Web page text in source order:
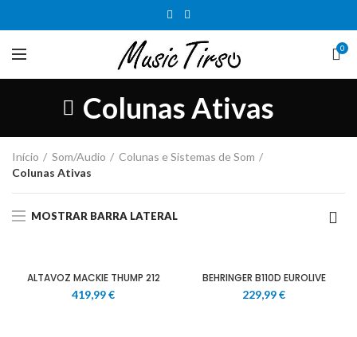
0
Colunas Ativas
Início Som/Audio
Colunas e Sistemas de Som
Colunas Ativas
MOSTRAR BARRA LATERAL
ALTAVOZ MACKIE THUMP 212
419,99€
BEHRINGER B110D EUROLIVE
229,99€